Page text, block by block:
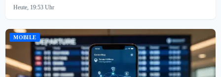
Heute, 19:53 Uhr
MOBILE